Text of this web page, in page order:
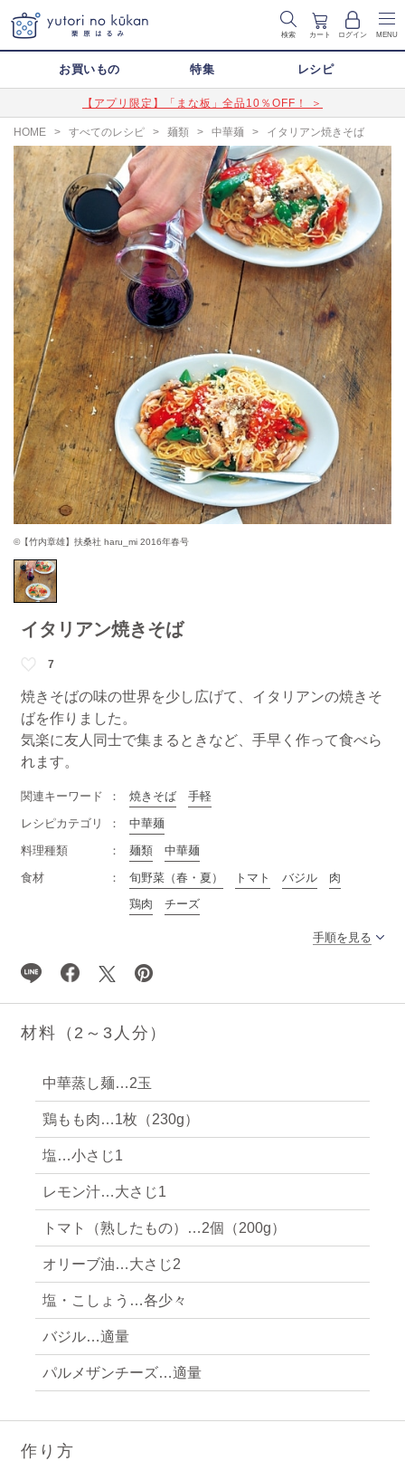
検索 カート ログイン MENU
お買いもの 特集 レシピ
【アプリ限定】「まな板」全品10％OFF！ ＞
HOME > すべてのレシピ > 麺類 > 中華麺 > イタリアン焼きそば
©【竹内章雄】扶桑社 haru_mi 2016年春号
イタリアン焼きそば
7
焼きそばの味の世界を少し広げて、イタリアンの焼きそ
ばを作りました。
気楽に友人同士で集まるときなど、手早く作って食べら
れます。
関連キーワード 焼きそば
手軽
レシピカテゴリ
中華麺
料理種類
麺類
中華麺
食材
旬野菜（春・夏） トマト バジル
肉
鶏肉
チーズ
手順を見る
材料（2～3人分）
中華蒸し麺…2玉
鶏もも肉…1枚（230g）
塩…小さじ1
レモン汁…大さじ1
トマト（熟したもの）…2個（200g）
オリーブ油…大さじ2
塩・こしょう…各少々
バジル…適量
パルメザンチーズ…適量
作り方